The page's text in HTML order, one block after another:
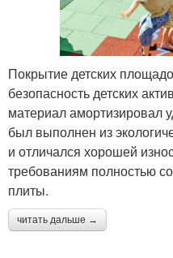
Покрытие детских
безопасность детских
материал амортизировал
был выполнен из
и отличался хорошей
требованиям полностью
плиты.
читать дальше →